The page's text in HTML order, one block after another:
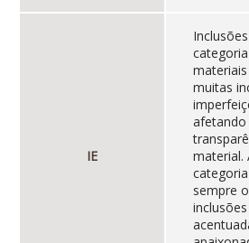
IE
muitas
afetando
material.
sempre